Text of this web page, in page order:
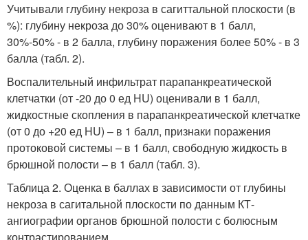
Учитывали глубину некроза в сагиттальной плоскости (в
%): глубину некроза до 30% оценивают в 1 балл,
30%-50% - в 2 балла, глубину поражения более 50% - в 3
балла (табл. 2).
Воспалительный инфильтрат парапанкреатической
клетчатки (от -20 до 0 ед HU) оценивали в 1 балл,
жидкостные скопления в парапанкреатической клетчатке
(от 0 до +20 ед HU) – в 1 балл, признаки поражения
протоковой системы – в 1 балл, свободную жидкость в
брюшной полости – в 1 балл (табл. 3).
Таблица 2. Оценка в баллах в зависимости от глубины
некроза в сагитальной плоскости по данным КТ-
ангиографии органов брюшной полости с болюсным